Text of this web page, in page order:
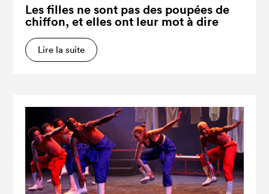
Les filles ne sont pas des poupées de
chiffon, et elles ont leur mot à dire
Lire la suite